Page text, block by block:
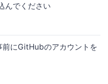
んでください
前にGitHubのアカウントを